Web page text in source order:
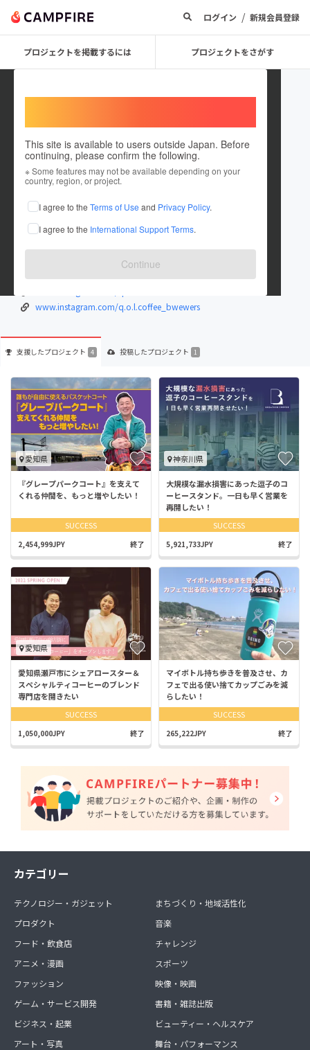
ログイン / 新規会員登録
プロジェクトを掲載するには プロジェクトをさがす
This site is available to users outside Japan. Before
continuing, please confirm the following.
※ Some features may not be available depending on your
country, region, or project.
I agree to the Terms of Use and Privacy Policy.
I agree to the International Support Terms.
Continue
guest2a679c17d9c4
これまでに4回支援して1件のプロジェクトを投稿しています
在住国：日本 現在地：愛知県
出身国：日本 出身地：愛知県
www.instagram.com/q.o.l.coffee_bwewers
支援したプロジェクト 4 投稿したプロジェクト 1
愛知県
『グレープパークコート』を支えて
くれる仲間を、もっと増やしたい！
SUCCESS
2,454,999JPY 終了
神奈川県
大規模な漏水損害にあった逗子のコ
ーヒースタンド。一日も早く営業を
再開したい！
SUCCESS
5,921,733JPY 終了
愛知県
愛知県瀬戸市にシェアロースター＆
スペシャルティコーヒーのブレンド
専門店を開きたい
SUCCESS
1,050,000JPY 終了
マイボトル持ち歩きを普及させ、カ
フェで出る使い捨てカップごみを減
らしたい！
SUCCESS
265,222JPY 終了
カテゴリー
テクノロジー・ガジェット
プロダクト
フード・飲食店
アニメ・漫画
ファッション
ゲーム・サービス開発
ビジネス・起業
アート・写真
まちづくり・地域活性化
音楽
チャレンジ
スポーツ
映像・映画
書籍・雑誌出版
ビューティー・ヘルスケア
舞台・パフォーマンス